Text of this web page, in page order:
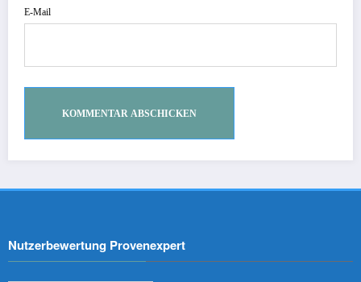
E-Mail
Nutzerbewertung Provenexpert